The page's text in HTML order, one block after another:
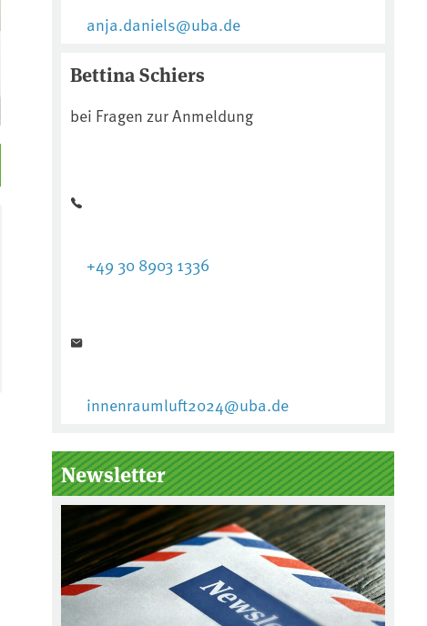
anja.daniels@uba.de
Bettina Schiers
bei Fragen zur Anmeldung
+49 30 8903 1336
innenraumluft2024@uba.de
Newsletter